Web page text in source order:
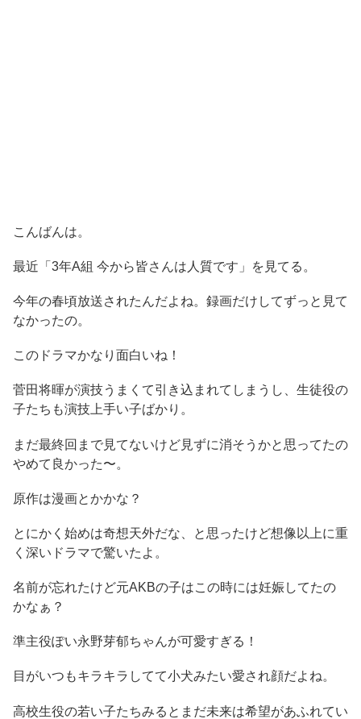
こんばんは。
最近「3年A組 今から皆さんは人質です」を見てる。
今年の春頃放送されたんだよね。録画だけしてずっと見て
なかったの。
このドラマかなり面白いね！
菅田将暉が演技うまくて引き込まれてしまうし、生徒役の
子たちも演技上手い子ばかり。
まだ最終回まで見てないけど見ずに消そうかと思ってたの
やめて良かった〜。
原作は漫画とかかな？
とにかく始めは奇想天外だな、と思ったけど想像以上に重
く深いドラマで驚いたよ。
名前が忘れたけど元AKBの子はこの時には妊娠してたの
かなぁ？
準主役ぽい永野芽郁ちゃんが可愛すぎる！
目がいつもキラキラしてて小犬みたい愛され顔だよね。
高校生役の若い子たちみるとまだ未来は希望があふれてい